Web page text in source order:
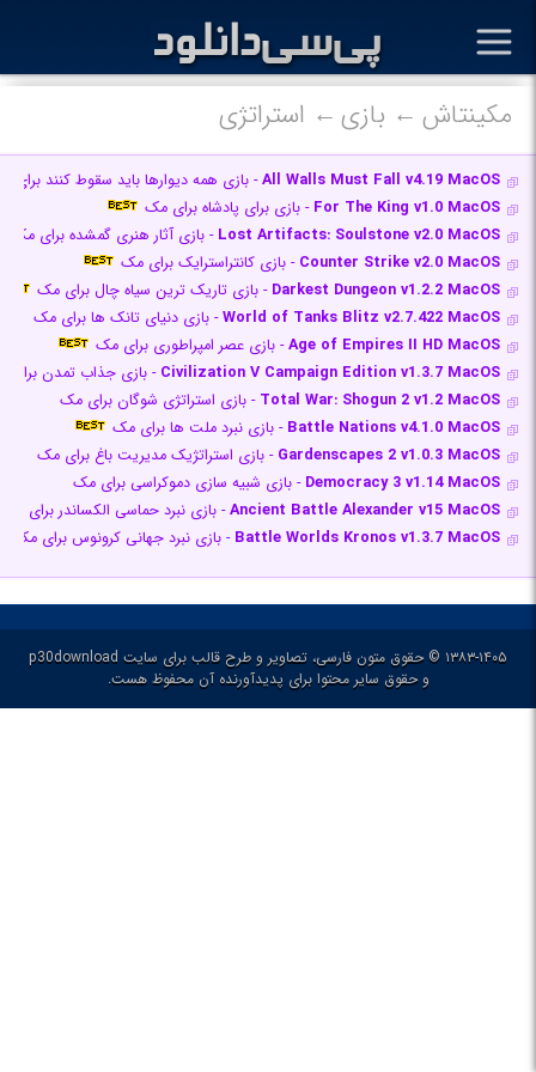
مکینتاش بازی استراتژی
All Walls Must Fall v4.19 MacOS- بازی همه دیوارها باید سقوط کنند برای
For The King v1.0 MacOS - بازی برای پادشاه برای مک
Lost Artifacts: Soulstone v2.0 MacOS - بازی آثار هنری گمشده برای مک
Counter Strike v2.0 MacOS - بازی کانتراسترایک برای مک
Darkest Dungeon v1.2.2 MacOS - بازی تاریک ترین سیاه چال برای مک
World of Tanks Blitz v2.7.422 MacOS- بازی دنیای تانک ها برای مک
Age of Empires II HD MacOS- بازی عصر امپراطوری برای مک
Civilization V Campaign Edition v1.3.7 MacOS - بازی جذاب تمدن برای
Total War: Shogun 2 v1.2 MacOS - بازی استراتژی شوگان برای مک
Battle Nations v4.1.0 MacOS - بازی نبرد ملت ها برای مک
Gardenscapes 2 v1.0.3 MacOS - بازی استراتژیک مدیریت باغ برای مک
Democracy 3 v1.14 MacOS - بازی شبیه سازی دموکراسی برای مک
Ancient Battle Alexander v15 MacOS- بازی نبرد حماسی الکساندر برای مک
Battle Worlds Kronos v1.3.7 MacOS - بازی نبرد جهانی کرونوس برای مک
۱۳۸۳-۱۴۰۵ © حقوق متون فارسی، تصاویر و طرح قالب برای سایت p30download
و حقوق سایر محتوا برای پدیدآورنده آن محفوظ هست.